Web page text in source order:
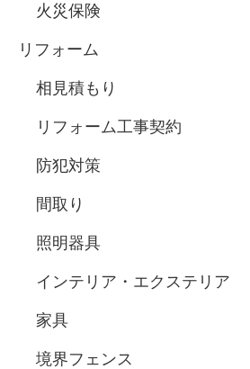
火災保険
リフォーム
相見積もり
リフォーム工事契約
防犯対策
間取り
照明器具
インテリア・エクステリア
家具
境界フェンス